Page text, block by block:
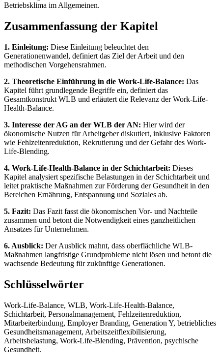
Betriebsklima im Allgemeinen.
Zusammenfassung der Kapitel
1. Einleitung: Diese Einleitung beleuchtet den
Generationenwandel, definiert das Ziel der Arbeit und den
methodischen Vorgehensrahmen.
2. Theoretische Einführung in die Work-Life-Balance: Das
Kapitel führt grundlegende Begriffe ein, definiert das
Gesamtkonstrukt WLB und erläutert die Relevanz der Work-Life-
Health-Balance.
3. Interesse der AG an der WLB der AN: Hier wird der
ökonomische Nutzen für Arbeitgeber diskutiert, inklusive Faktoren
wie Fehlzeitenreduktion, Rekrutierung und der Gefahr des Work-
Life-Blending.
4. Work-Life-Health-Balance in der Schichtarbeit: Dieses
Kapitel analysiert spezifische Belastungen in der Schichtarbeit und
leitet praktische Maßnahmen zur Förderung der Gesundheit in den
Bereichen Ernährung, Entspannung und Soziales ab.
5. Fazit: Das Fazit fasst die ökonomischen Vor- und Nachteile
zusammen und betont die Notwendigkeit eines ganzheitlichen
Ansatzes für Unternehmen.
6. Ausblick: Der Ausblick mahnt, dass oberflächliche WLB-
Maßnahmen langfristige Grundprobleme nicht lösen und betont die
wachsende Bedeutung für zukünftige Generationen.
Schlüsselwörter
Work-Life-Balance, WLB, Work-Life-Health-Balance,
Schichtarbeit, Personalmanagement, Fehlzeitenreduktion,
Mitarbeiterbindung, Employer Branding, Generation Y, betriebliches
Gesundheitsmanagement, Arbeitszeitflexibilisierung,
Arbeitsbelastung, Work-Life-Blending, Prävention, psychische
Gesundheit.